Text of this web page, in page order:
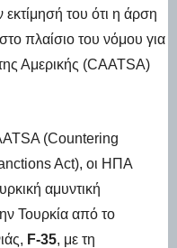
εκτίμησή του ότι η άρση
πλαίσιο του νόμου για
Αμερικής (CAATSA)
(Countering
Act), οι ΗΠΑ
αμυντική
Τουρκία από το
F-35, με τη